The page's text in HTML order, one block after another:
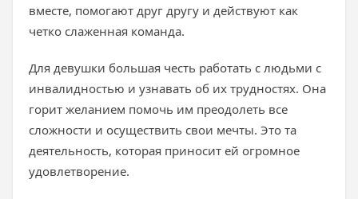
вместе, помогают друг другу и действуют как
четко слаженная команда.
Для девушки большая честь работать с людьми с
инвалидностью и узнавать об их трудностях. Она
горит желанием помочь им преодолеть все
сложности и осуществить свои мечты. Это та
деятельность, которая приносит ей огромное
удовлетворение.